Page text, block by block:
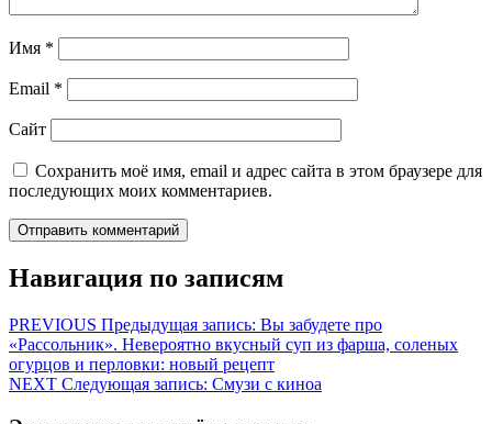
Имя *
Email *
Сайт
Сохранить моё имя, email и адрес сайта в этом браузере для
последующих моих комментариев.
Навигация по записям
PREVIOUS Предыдущая запись: Вы забудете про
«Рассольник». Невероятно вкусный суп из фарша, соленых
огурцов и перловки: новый рецепт
NEXT Следующая запись: Смузи с киноа